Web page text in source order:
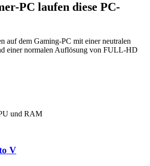
PC laufen diese PC-
auf dem Gaming-PC mit einer neutralen
einer normalen Auflösung von FULL-HD
und RAM
V